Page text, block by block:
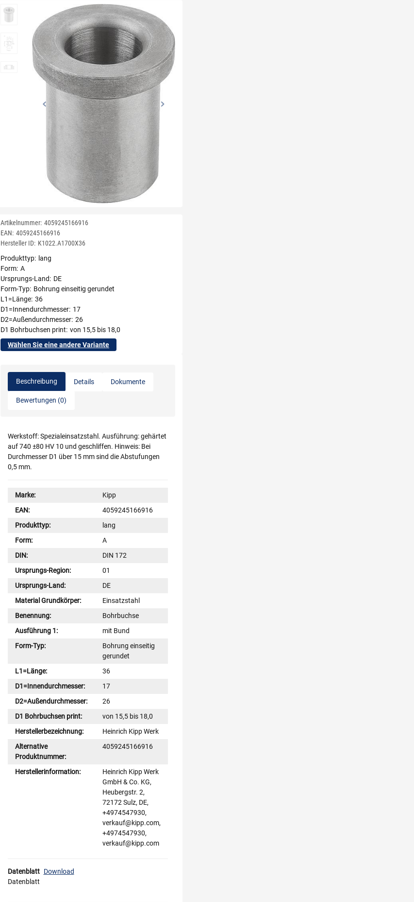
Artikelnummer: 4059245166916
EAN: 4059245166916
Hersteller ID: K1022.A1700X36
Produkttyp
lang
Form A
Ursprungs-Land
DE
Form-Typ Bohrung einseitig gerundet
L1=Länge 36
D1=Innendurchmesser 17
D2=Außendurchmesser 26
D1 Bohrbuchsen print von 15,5 bis 18,0
Wählen Sie eine andere Variante
Beschreibung Details Dokumente
Bewertungen (0)
Werkstoff: Spezialeinsatzstahl. Ausführung: gehärtet
auf 740 ±80 HV 10 und geschliffen. Hinweis: Bei
Durchmesser D1 über 15 mm sind die Abstufungen
0,5 mm.
Marke:
Kipp
EAN:
4059245166916
Produkttyp:
lang
Form:
A
DIN:
DIN 172
Ursprungs-Region:
01
Ursprungs-Land:
DE
Material Grundkörper:
Einsatzstahl
Benennung:
Bohrbuchse
Ausführung 1:
mit Bund
Form-Typ:
Bohrung einseitig
gerundet
L1=Länge:
36
D1=Innendurchmesser:
17
D2=Außendurchmesser:
26
D1 Bohrbuchsen print:
von 15,5 bis 18,0
Herstellerbezeichnung:
Heinrich Kipp Werk
Alternative
Produktnummer:
4059245166916
Herstellerinformation:
Heinrich Kipp Werk
GmbH & Co. KG,
Heubergstr. 2,
72172 Sulz, DE,
+4974547930,
verkauf@kipp.com,
+4974547930,
verkauf@kipp.com
Datenblatt Download
Datenblatt